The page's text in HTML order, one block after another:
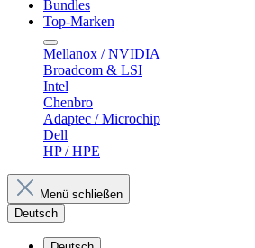
Bundles
Top-Marken
Mellanox / NVIDIA
Broadcom & LSI
Intel
Chenbro
Adaptec / Microchip
Dell
HP / HPE
Menü schließen
Deutsch